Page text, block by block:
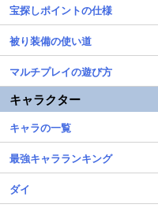
宝探しポイントの仕様
被り装備の使い道
マルチプレイの遊び方
キャラクター
キャラの一覧
最強キャラランキング
ダイ